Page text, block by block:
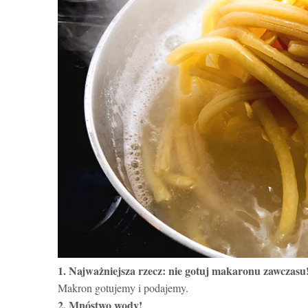
1. Najważniejsza rzecz: nie gotuj makaronu
Makron gotujemy i podajemy.
2. Mnóstwo wody!